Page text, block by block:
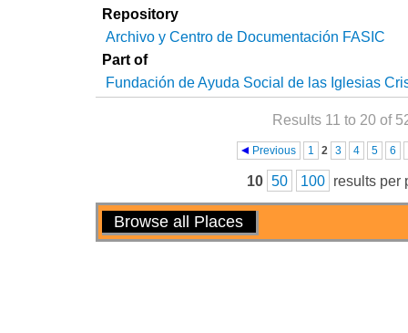
Repository
Archivo y Centro de Documentación FASIC
Part of
Fundación de Ayuda Social de las Iglesias
Results 11 to 20 of
Previous 1 2 3 4 5 6
10 50 100 results per
Actions
Browse all Places